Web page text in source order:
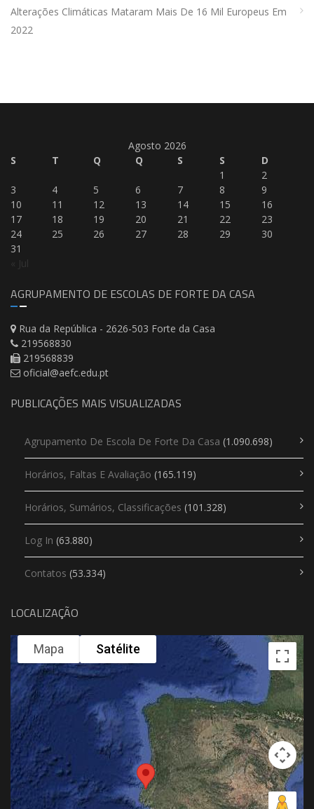
Alterações Climáticas Mataram Mais De 16 Mil Europeus Em
2022
Agosto 2026
S
T Q Q S S D
« Jul
1
2
3
4 5 6 7 8
9
10
11 12 13 14 15
16
17
18 19 20 21 22
23
24
25 26 27 28 29
30
31
AGRUPAMENTO DE ESCOLAS DE FORTE DA CASA
Rua da República - 2626-503 Forte da Casa
219568830
219568839
oficial@aefc.edu.pt
PUBLICAÇÕES MAIS VISUALIZADAS
Agrupamento De Escola De Forte Da Casa (1.090.698)
Horários, Faltas E Avaliação (165.119)
Horários, Sumários, Classificações (101.328)
Log In (63.880)
Contatos (53.334)
LOCALIZAÇÃO
Mapa Satélite